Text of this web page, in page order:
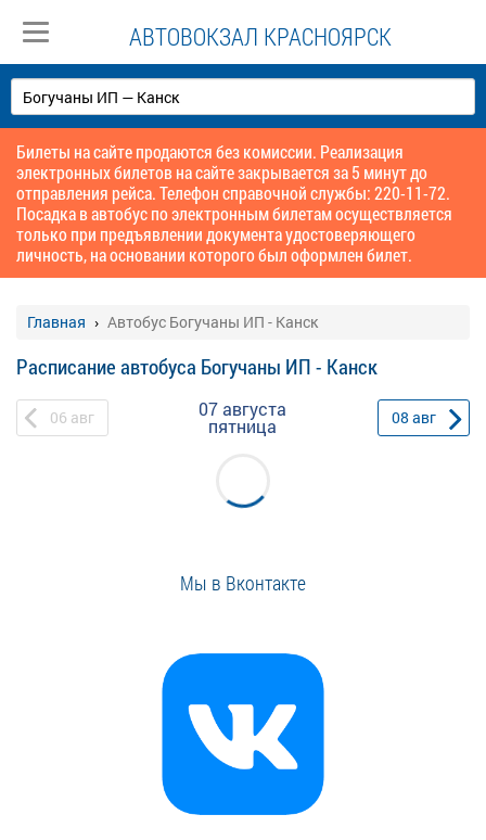
АВТОВОКЗАЛ КРАСНОЯРСК
Билеты на сайте продаются без комиссии. Реализация
электронных билетов на сайте закрывается за 5 минут до
отправления рейса. Телефон справочной службы: 220-11-72.
Посадка в автобус по электронным билетам осуществляется
только при предъявлении документа удостоверяющего
личность, на основании которого был оформлен билет.
Главная Автобус Богучаны ИП - Канск
Расписание автобуса Богучаны ИП - Канск
06 авг 07 августа
пятница 08 авг
Мы в Вконтакте